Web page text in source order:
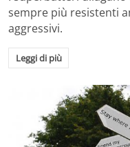
sempre più resistenti
aggressivi.
Leggi di più